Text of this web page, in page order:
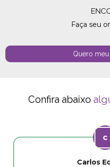
Faça seu
Quero
Confira abaixo
Carlos